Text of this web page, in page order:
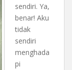
sendiri. Ya,
benar! Aku
tidak
sendiri
menghada
pi